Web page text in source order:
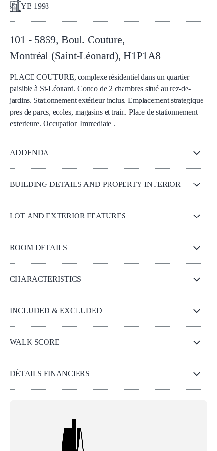
YB 1998
101 - 5869, Boul. Couture,
Montréal (Saint-Léonard),H1P1A8
PLACE COUTURE, complexe résidentiel dans un quartier
paisible à St-Léonard. Condo de 2 chambres situé au rez-de-
jardins. Stationnement extérieur inclus. Emplacement strategique
pres de parcs, ecoles, magasins et train. Place de stationnement
exterieure. Occupation Immediate .
ADDENDA
BUILDING DETAILS AND PROPERTY INTERIOR
LOT AND EXTERIOR FEATURES
ROOM DETAILS
CHARACTERISTICS
INCLUDED & EXCLUDED
WALK SCORE
DÉTAILS FINANCIERS